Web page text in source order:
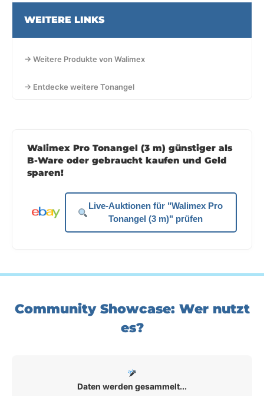
WEITERE LINKS
→ Weitere Produkte von Walimex
→ Entdecke weitere Tonangel
Walimex Pro Tonangel (3 m) günstiger als
B-Ware oder gebraucht kaufen und Geld
sparen!
Live-Auktionen für "Walimex Pro
Tonangel (3 m)" prüfen
Community Showcase: Wer nutzt
es?
Daten werden gesammelt...